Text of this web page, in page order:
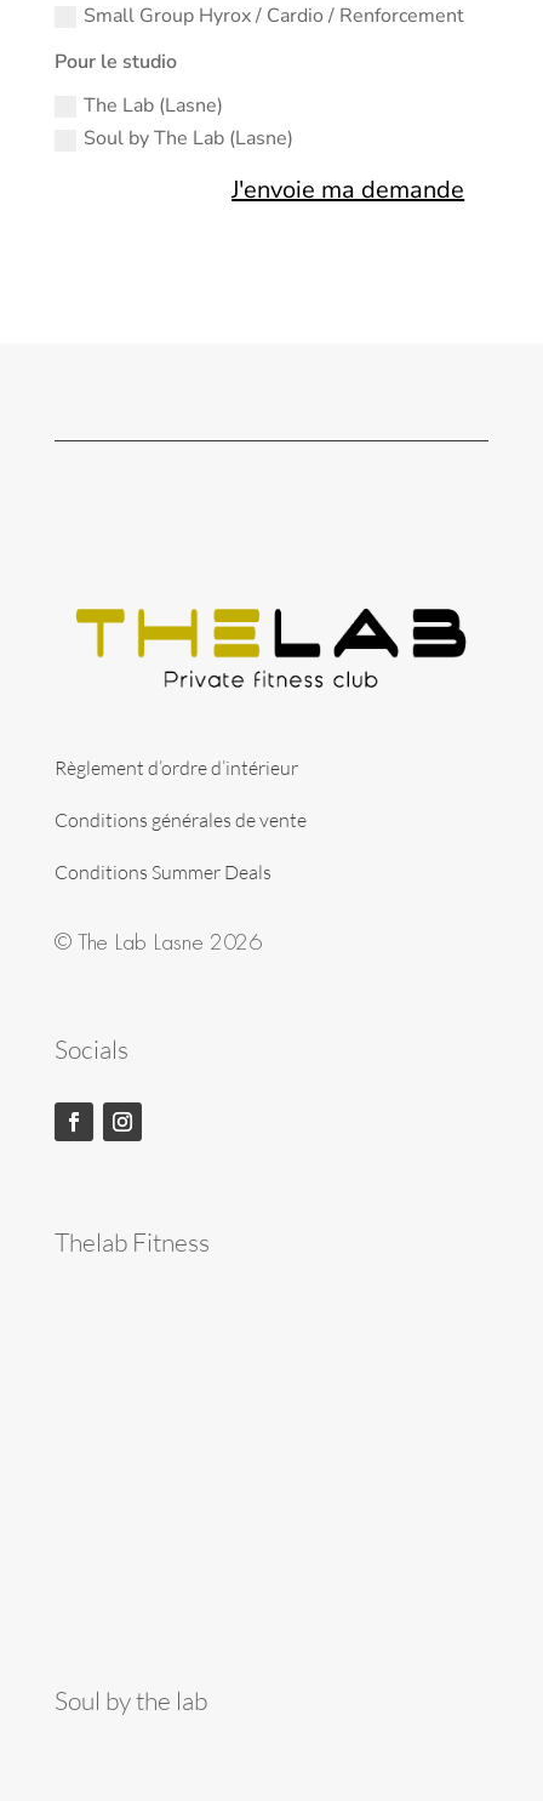
Small Group Hyrox / Cardio / Renforcement
Pour le studio
The Lab (Lasne)
Soul by The Lab (Lasne)
J'envoie ma demande
Règlement d’ordre d’intérieur
Conditions générales de vente
Conditions Summer Deals
© The Lab Lasne 2026
Socials
Thelab Fitness
Soul by the lab